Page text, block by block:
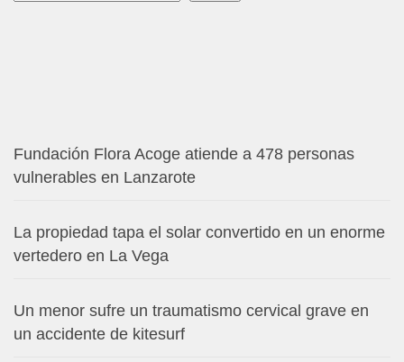
Fundación Flora Acoge atiende a 478 personas
vulnerables en Lanzarote
La propiedad tapa el solar convertido en un enorme
vertedero en La Vega
Un menor sufre un traumatismo cervical grave en
un accidente de kitesurf